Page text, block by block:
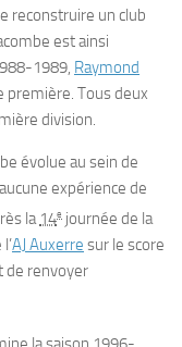
reconstruire un club
est ainsi
1989, Raymond
première. Tous deux
division.
évolue au sein de
expérience de
la 14e journée de la
AJ Auxerre sur le score
de renvoyer